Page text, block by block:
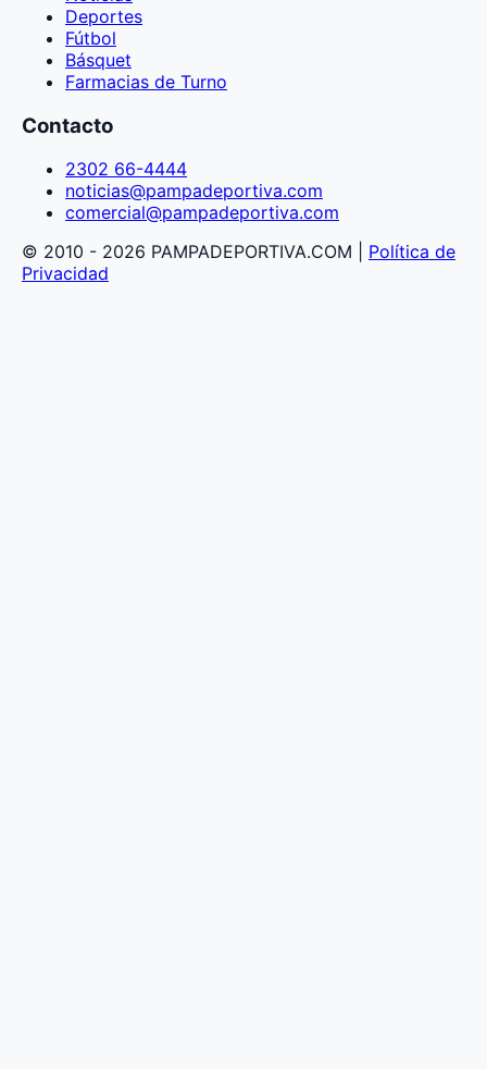
Deportes
Fútbol
Básquet
Farmacias de Turno
Contacto
2302 66-4444
noticias@pampadeportiva.com
comercial@pampadeportiva.com
© 2010 - 2026 PAMPADEPORTIVA.COM | Política de
Privacidad